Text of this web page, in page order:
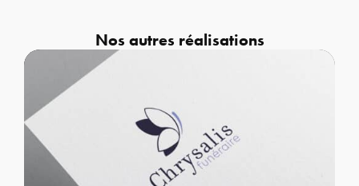
Nos autres réalisations